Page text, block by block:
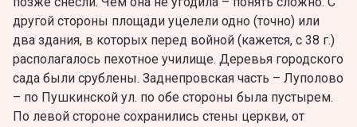
другой стороны площади уцелели одно (точно) или
два здания, в которых перед войной (кажется, с 38 г.)
располагалось пехотное училище. Деревья городского
сада были срублены. Заднепровская часть – Луполово
– по Пушкинской ул. по обе стороны была пустырем.
По левой стороне сохранились стены церкви, от